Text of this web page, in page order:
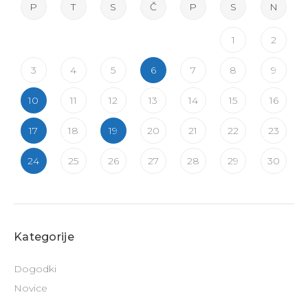
P T S Č P S N
1 2
3 4 5 6 7 8 9
10 11 12 13 14 15 16
17 18 19 20 21 22 23
24 25 26 27 28 29 30
Kategorije
Dogodki
Novice